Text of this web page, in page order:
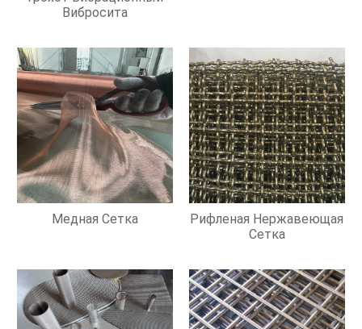
Вибросита
Медная Сетка
Рифленая Нержавеющая
Сетка